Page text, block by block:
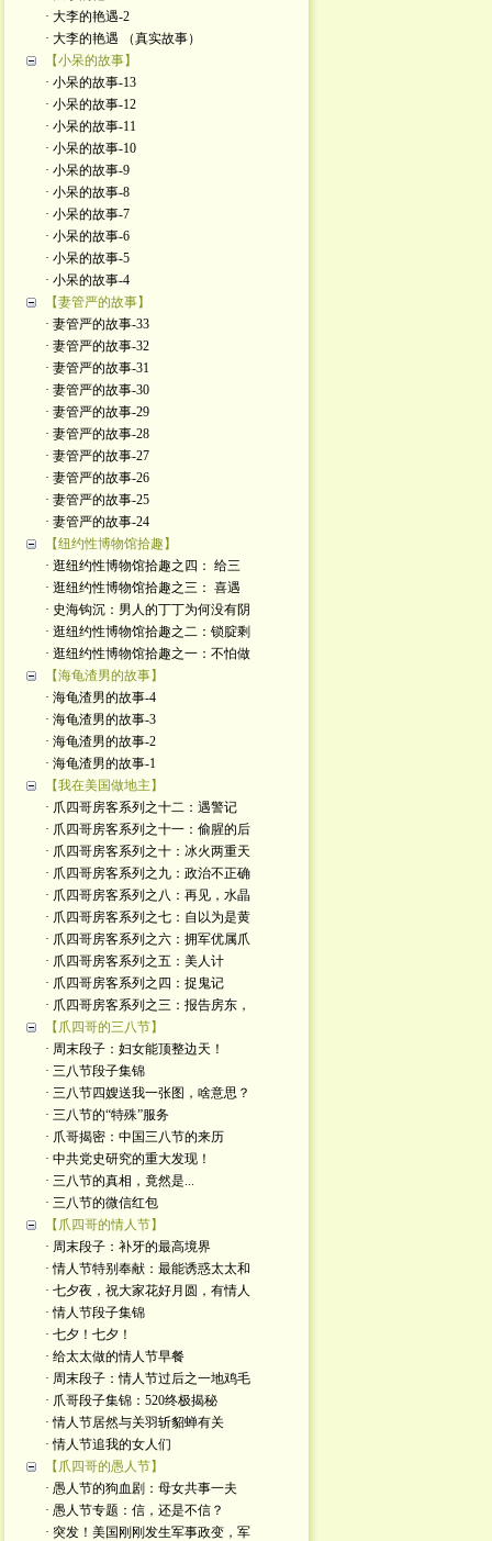
· 大李的艳遇-2
· 大李的艳遇 （真实故事）
【小呆的故事】
· 小呆的故事-13
· 小呆的故事-12
· 小呆的故事-11
· 小呆的故事-10
· 小呆的故事-9
· 小呆的故事-8
· 小呆的故事-7
· 小呆的故事-6
· 小呆的故事-5
· 小呆的故事-4
【妻管严的故事】
· 妻管严的故事-33
· 妻管严的故事-32
· 妻管严的故事-31
· 妻管严的故事-30
· 妻管严的故事-29
· 妻管严的故事-28
· 妻管严的故事-27
· 妻管严的故事-26
· 妻管严的故事-25
· 妻管严的故事-24
【纽约性博物馆拾趣】
· 逛纽约性博物馆拾趣之四： 给三
· 逛纽约性博物馆拾趣之三： 喜遇
· 史海钩沉：男人的丁丁为何没有阴
· 逛纽约性博物馆拾趣之二：锁腚剩
· 逛纽约性博物馆拾趣之一：不怕做
【海龟渣男的故事】
· 海龟渣男的故事-4
· 海龟渣男的故事-3
· 海龟渣男的故事-2
· 海龟渣男的故事-1
【我在美国做地主】
· 爪四哥房客系列之十二：遇警记
· 爪四哥房客系列之十一：偷腥的后
· 爪四哥房客系列之十：冰火两重天
· 爪四哥房客系列之九：政治不正确
· 爪四哥房客系列之八：再见，水晶
· 爪四哥房客系列之七：自以为是黄
· 爪四哥房客系列之六：拥军优属爪
· 爪四哥房客系列之五：美人计
· 爪四哥房客系列之四：捉鬼记
· 爪四哥房客系列之三：报告房东，
【爪四哥的三八节】
· 周末段子：妇女能顶整边天！
· 三八节段子集锦
· 三八节四嫂送我一张图，啥意思？
· 三八节的“特殊”服务
· 爪哥揭密：中国三八节的来历
· 中共党史研究的重大发现！
· 三八节的真相，竟然是...
· 三八节的微信红包
【爪四哥的情人节】
· 周末段子：补牙的最高境界
· 情人节特别奉献：最能诱惑太太和
· 七夕夜，祝大家花好月圆，有情人
· 情人节段子集锦
· 七夕！七夕！
· 给太太做的情人节早餐
· 周末段子：情人节过后之一地鸡毛
· 爪哥段子集锦：520终极揭秘
· 情人节居然与关羽斩貂蝉有关
· 情人节追我的女人们
【爪四哥的愚人节】
· 愚人节的狗血剧：母女共事一夫
· 愚人节专题：信，还是不信？
· 突发！美国刚刚发生军事政变，军